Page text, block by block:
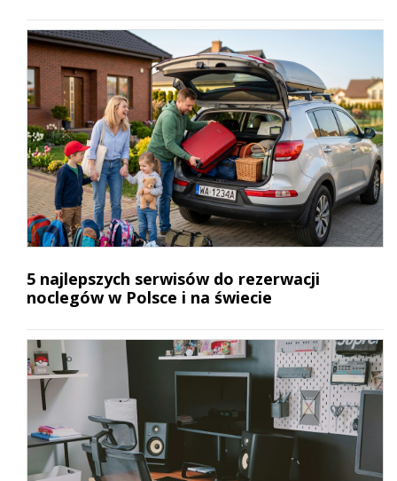
5 najlepszych serwisów do rezerwacji
noclegów w Polsce i na świecie